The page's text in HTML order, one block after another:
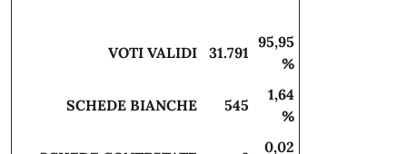
VOTI VALIDI 31.791
95,95
%
SCHEDE BIANCHE 545
1,64
%
0,02